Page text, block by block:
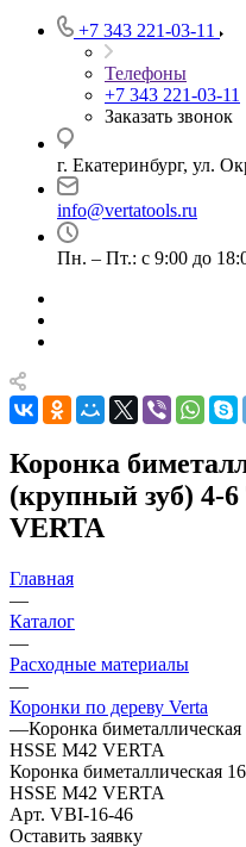
+7 343 221-03-11
Телефоны
+7 343 221-03-11
Заказать звонок
г. Екатеринбург, ул.
info@vertatools.ru
Пн. – Пт.: с 9:00 до
Коронка
(крупный зуб) 4-
VERTA
Главная
—
Каталог
—
Расходные материалы
—
Коронки по дереву Verta
—Коронка
HSSE М42 VERTA
Коронка биметаллическая
HSSE М42 VERTA
Арт. VBI-16-46
Оставить заявку